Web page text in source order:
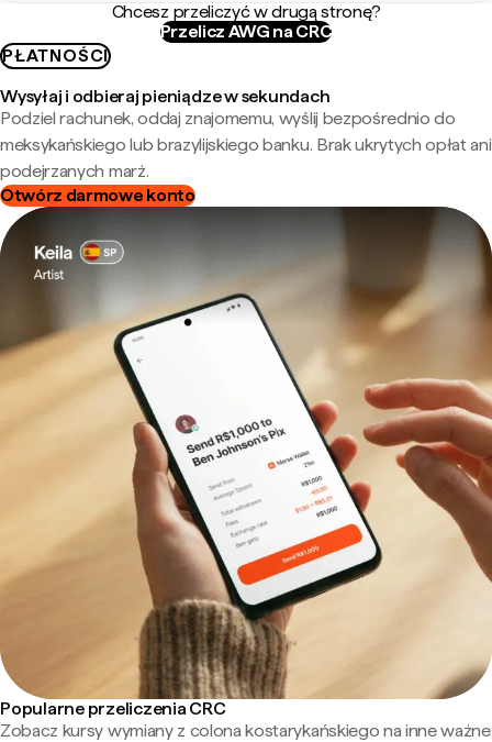
Chcesz przeliczyć w drugą stronę?
Przelicz AWG na CRC
PŁATNOŚCI
Wysyłaj i odbieraj pieniądze w sekundach
Podziel rachunek, oddaj znajomemu, wyślij bezpośrednio do
meksykańskiego lub brazylijskiego banku. Brak ukrytych opłat ani
podejrzanych marż.
Otwórz darmowe konto
Popularne przeliczenia CRC
Zobacz kursy wymiany z colona kostarykańskiego na inne ważne